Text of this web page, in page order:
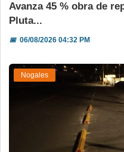
Avanza 45 % obra de
Pluta...
📅06/08/2026 04:32 PM
Nogales